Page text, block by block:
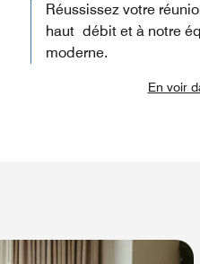
Réussissez votre
haut débit et à notre
moderne.
En voir